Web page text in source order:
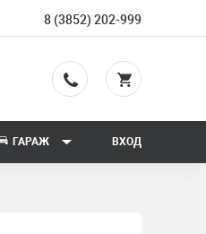
8 (3852) 202-999
ГАРАЖ ВХОД